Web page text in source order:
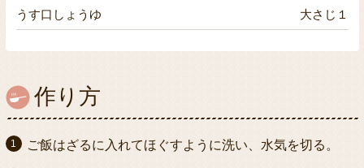
うす口しょうゆ 大さじ１
作り方
ご飯はざるに入れてほぐすように洗い、水気を切る。